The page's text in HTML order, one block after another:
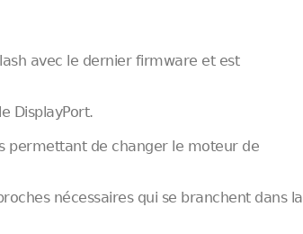
avec le dernier firmware et est
DisplayPort.
permettant de changer le moteur de
nécessaires qui se branchent dans la